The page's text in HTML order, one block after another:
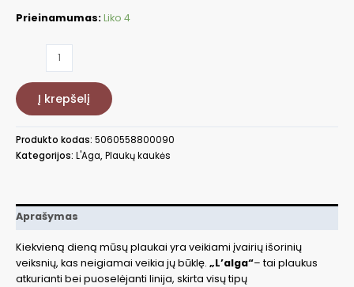
Prieinamumas:Liko 4
produkto
Atstatomoji
kaukė
plaukams
Seacure
Masque
ml
Į krepšelį
Produkto kodas: 5060558800090
Kategorijos: L'Aga,Plaukų kaukės
Aprašymas
Kiekvieną dieną mūsų plaukai yra veikiami įvairių išorinių
veiksnių, kas neigiamai veikia jų būklę. „L’alga“– tai plaukus
atkurianti bei puoselėjanti linija, skirta visų tipų